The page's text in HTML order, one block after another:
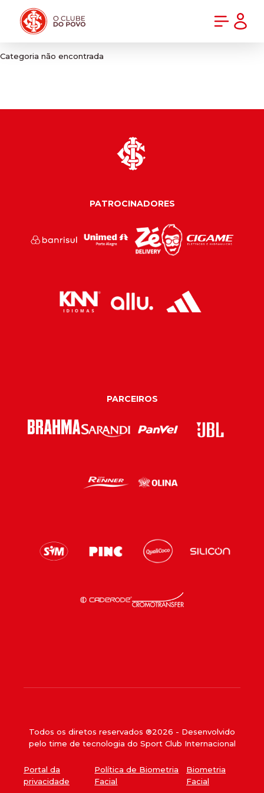
Categoria não encontrada
PATROCINADORES
PARCEIROS
Todos os diretos reservados ®2026 - Desenvolvido
pelo time de tecnologia do Sport Club Internacional
Portal da
privacidade
Política de Biometria
Facial
Biometria
Facial